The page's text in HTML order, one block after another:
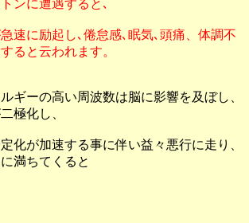
ンに遭遇すると､
速に励起し､倦怠感､眠気､頭痛、体調不
ると云われます。
ギーの高い周波数は脳に影響を及ぼし、
極化し、
化が加速する事に伴い益々悪行に走り、
満ちてくると